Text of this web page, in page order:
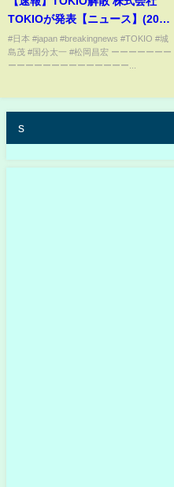
TOKIOが発表【ニュース】(2025
年6月25日) ANN/テレ朝
#日本 #japan #breakingnews #TOKIO #城
島茂 #国分太一 #松岡昌宏 ーーーーーーー
ーーーーーーーーーーーーーー...
s